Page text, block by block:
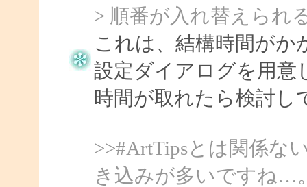
> 順番が入れ替えられ
これは、結構時間がか
設定ダイアログを用意
時間が取れたら検討し
>>#ArtTipsとは関係な
き込みが多いですね…